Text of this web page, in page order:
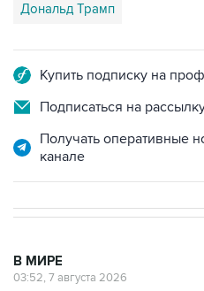
Дональд Трамп
Купить подписку на
Подписаться на
Получать оперативные
канале
В МИРЕ
03:52, 7 августа 2026